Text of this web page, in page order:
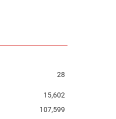
28
15,602
107,599